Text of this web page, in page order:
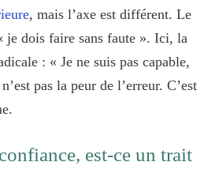
, mais l’axe est différent. Le
je dois faire sans faute ». Ici, la
: « Je ne suis pas capable,
pas la peur de l’erreur. C’est
est-ce un trait